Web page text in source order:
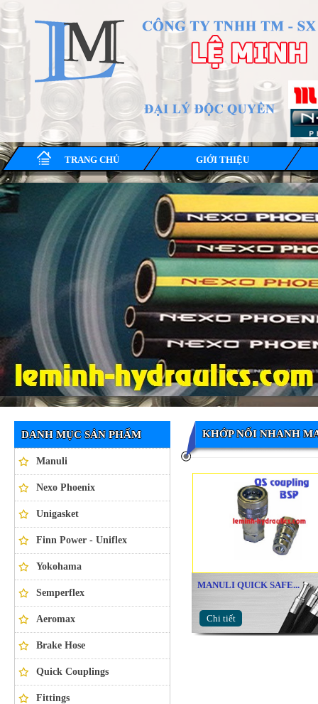
TRANG CHỦ GIỚI THIỆU
Ống thủy lực NEXO PHOENIX
DANH MỤC SẢN PHẨM
Manuli
Nexo Phoenix
Unigasket
Finn Power - Uniflex
Yokohama
Semperflex
Aeromax
Brake Hose
Quick Couplings
Fittings
KHỚP NỐI NHANH
MANULI QUICK SAFE...
Chi tiết